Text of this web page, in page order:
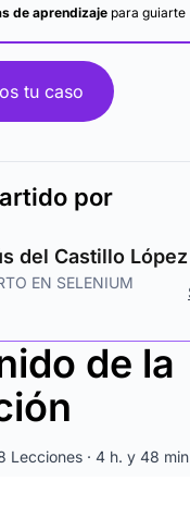
de aprendizaje para guiarte
tu caso
por
del Castillo López
EN SELENIUM
de la
Lecciones · 4 h. y 48